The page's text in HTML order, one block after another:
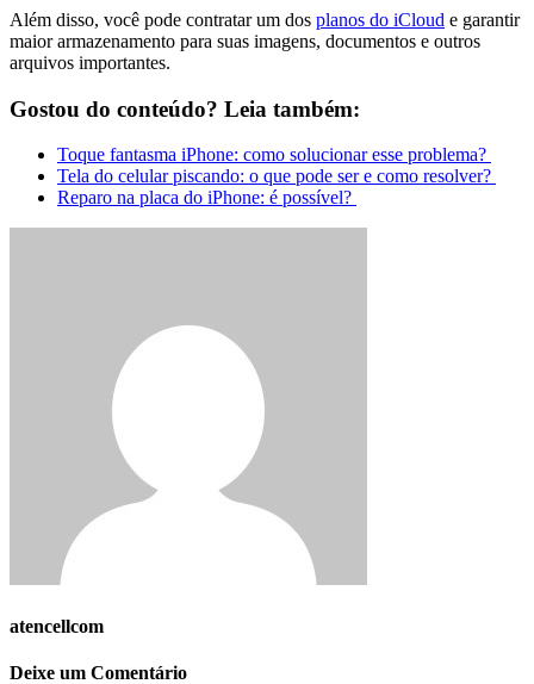
Além disso, você pode contratar um dos planos do iCloud e garantir
maior armazenamento para suas imagens, documentos e outros
arquivos importantes.
Gostou do conteúdo? Leia também:
Toque fantasma iPhone: como solucionar esse problema?
Tela do celular piscando: o que pode ser e como resolver?
Reparo na placa do iPhone: é possível?
atencellcom
Deixe um Comentário